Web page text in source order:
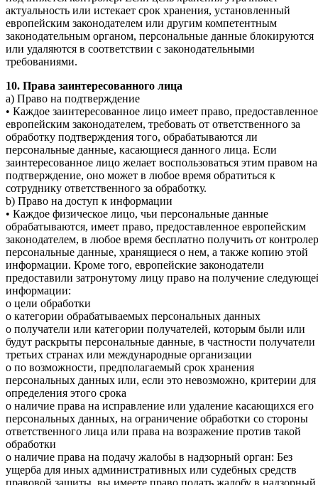
актуальность или истекает срок хранения, установленный
европейским законодателем или другим компетентным
законодательным органом, персональные данные блокируются
или удаляются в соответствии с законодательными
требованиями.
10. Права заинтересованного лица
a) Право на подтверждение
• Каждое заинтересованное лицо имеет право, предоставленное
европейским законодателем, требовать от ответственного за
обработку подтверждения того, обрабатываются ли
персональные данные, касающиеся данного лица. Если
заинтересованное лицо желает воспользоваться этим правом на
подтверждение, оно может в любое время обратиться к
сотруднику ответственного за обработку.
b) Право на доступ к информации
• Каждое физическое лицо, чьи персональные данные
обрабатываются, имеет право, предоставленное европейским
законодателем, в любое время бесплатно получить от
персональные данные, хранящиеся о нем, а также копию этой
информации. Кроме того, европейские законодатели
предоставили затронутому лицу право на получение
информации:
o цели обработки
o категории обрабатываемых персональных данных
o получатели или категории получателей, которым были или
будут раскрыты персональные данные, в частности получатели
третьих странах или международные организации
o по возможности, предполагаемый срок хранения
персональных данных или, если это невозможно, критерии для
определения этого срока
o наличие права на исправление или удаление касающихся его
персональных данных, на ограничение обработки со стороны
ответственного лица или права на возражение против такой
обработки
o наличие права на подачу жалобы в надзорный орган: Без
ущерба для иных административных или судебных средств
правовой защиты, вы имеете право подать жалобу в надзорный